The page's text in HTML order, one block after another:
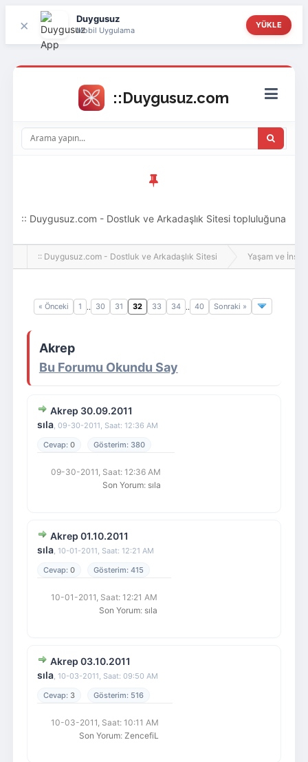
× Duygusuz
Mobil Uygulama
YÜKLE
:: Duygusuz.com - Dostluk ve Arkadaşlık Sitesi topluluğuna
hoş geldin ziyaretçi! Aramıza katılmak istersen kayıt
:: Duygusuz.com - Dostluk ve Arkadaşlık Sitesi Yaşam ve İnsan
« Önceki 1 .. 30 31 32 33 34 .. 40 Sonraki »
Bu Forumu Okundu Say
Akrep
Akrep 30.09.2011
sıla, 09-30-2011, Saat: 12:36 AM
0
380
09-30-2011, Saat: 12:36 AM
Son Yorum: sıla
Akrep 01.10.2011
sıla, 10-01-2011, Saat: 12:21 AM
0
415
10-01-2011, Saat: 12:21 AM
Son Yorum: sıla
Akrep 03.10.2011
sıla, 10-03-2011, Saat: 09:50 AM
3
516
10-03-2011, Saat: 10:11 AM
Son Yorum: ZencefiL